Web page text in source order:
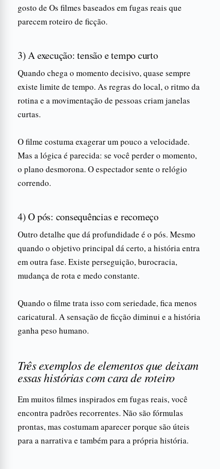
gosto de Os filmes baseados em fugas reais que
parecem roteiro de ficção.
3) A execução: tensão e tempo curto
Quando chega o momento decisivo, quase sempre
existe limite de tempo. As regras do local, o ritmo da
rotina e a movimentação de pessoas criam janelas
curtas.
O filme costuma exagerar um pouco a velocidade.
Mas a lógica é parecida: se você perder o momento,
o plano desmorona. O espectador sente o relógio
correndo.
4) O pós: consequências e recomeço
Outro detalhe que dá profundidade é o pós. Mesmo
quando o objetivo principal dá certo, a história entra
em outra fase. Existe perseguição, burocracia,
mudança de rota e medo constante.
Quando o filme trata isso com seriedade, fica menos
caricatural. A sensação de ficção diminui e a história
ganha peso humano.
Três exemplos de elementos que deixam
essas histórias com cara de roteiro
Em muitos filmes inspirados em fugas reais, você
encontra padrões recorrentes. Não são fórmulas
prontas, mas costumam aparecer porque são úteis
para a narrativa e também para a própria história.